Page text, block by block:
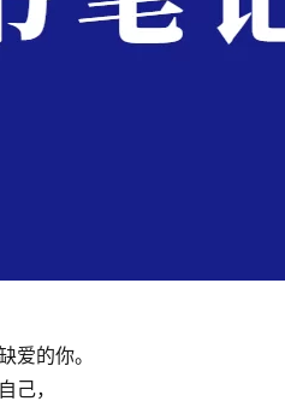
爱的你。
己，